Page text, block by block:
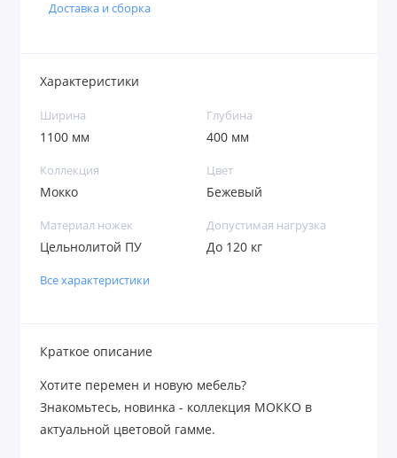
Доставка и сборка
Характеристики
Ширина
1100 мм
Глубина
400 мм
Коллекция
Мокко
Цвет
Бежевый
Материал ножек
Цельнолитой ПУ
Допустимая нагрузка
До 120 кг
Все характеристики
Краткое описание
Хотите перемен и новую мебель?
Знакомьтесь, новинка - коллекция МОККО в
актуальной цветовой гамме.